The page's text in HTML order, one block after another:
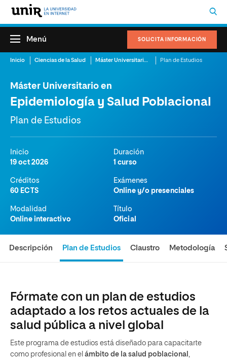
SOLICITA INFORMACIÓN
Menú
Inicio Ciencias de la Salud Máster Universitario en Epidemiología y Salud Poblacional Plan de Estudios
Máster Universitario en
Epidemiología y Salud Poblacional
Plan de Estudios
Inicio
19 oct 2026
Duración
1 curso
Créditos
60 ECTS
Exámenes
Online y/o presenciales
Modalidad
Online interactivo
Título
Oficial
Descripción Plan de Estudios Claustro Metodología
Fórmate con un plan de estudios
adaptado a los retos actuales de la
salud pública a nivel global
Este programa de estudios está diseñado para capacitarte
como profesional en el ámbito de la salud poblacional ,